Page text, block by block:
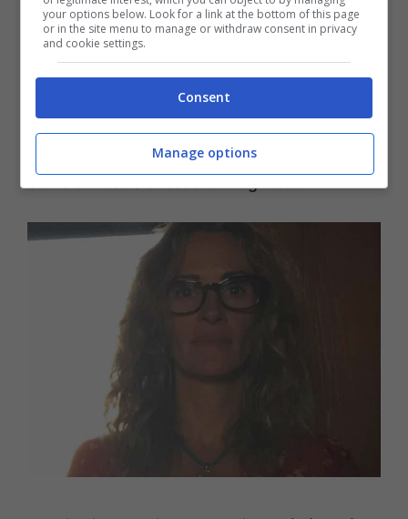
Julia Roberts è bella, e su questo si
potrebbero scrivere interi capitoli. La
sostanza resterà però sempre la stessa: il
fatto che lei si mostri senza trucco ci dà
sempre di più l’idea dellagrande donna che è
your options below. Look for a link at the bottom of this page
or in the site menu to manage or withdraw consent in privacy
and cookie settings.
Consent
Manage options